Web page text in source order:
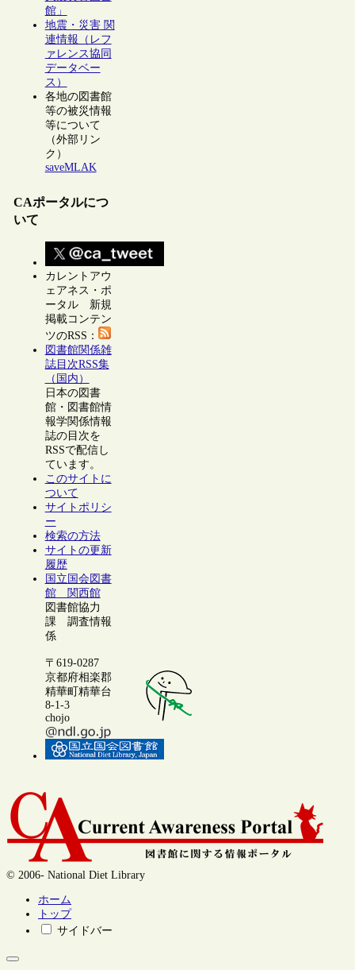
館」
地震・災害 関
連情報（レフ
ァレンス協同
データベー
ス）
各地の図書館
等の被災情報
等について
（外部リン
ク）
saveMLAK
CAポータルにつ
いて
カレントアウ
ェアネス・ポ
ータル 新規
掲載コンテン
ツのRSS：
図書館関係雑
誌目次RSS集
（国内）
日本の図書
館・図書館情
報学関係情報
誌の目次を
RSSで配信し
ています。
このサイトに
ついて
サイトポリシ
ー
検索の方法
サイトの更新
履歴
国立国会図書
館 関西館
図書館協力
課 調査情報
係
〒619-0287
京都府相楽郡
精華町精華台
8-1-3
chojo
© 2006- National Diet Library
ホーム
トップ
サイドバー